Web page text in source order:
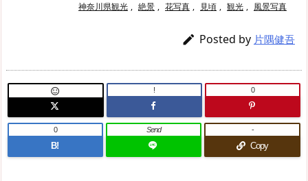
神奈川県観光 , 絶景 , 花写真 , 見頃 , 観光 , 風景写真
 Posted by 片隅健吾
 ! 0
B!
0 Send
Copy
-